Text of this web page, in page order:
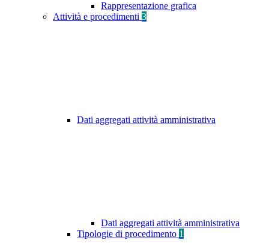
Rappresentazione grafica
Attività e procedimenti 3
Dati aggregati attività amministrativa
Dati aggregati attività amministrativa
Tipologie di procedimento 1